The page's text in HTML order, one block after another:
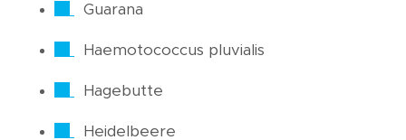
Guarana
Haemotococcus pluvialis
Hagebutte
Heidelbeere